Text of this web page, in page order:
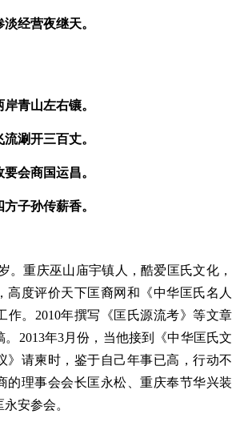
经营夜继天。
青山左右镶。
涮开三百丈。
会商国运昌。
子孙传薪香。
。重庆巫山庙宇镇人，酷爱匡氏文化，
高度评价天下匡裔网和《中华匡氏名人
作。2010年撰写《匡氏源流考》等文章
2013年3月份，当他接到《中华匡氏文
》请柬时，鉴于自己年事已高，行动不
的理事会会长匡永松、重庆奉节华兴装
安参会。